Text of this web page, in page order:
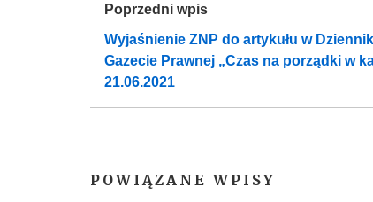
Poprzedni wpis
Wyjaśnienie ZNP do artykułu w
Gazecie Prawnej „Czas na porządki w
21.06.2021
POWIĄZANE WPISY